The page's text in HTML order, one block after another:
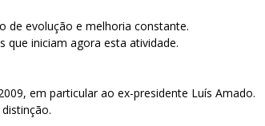
de evolução e melhoria constante.
iniciam agora esta atividade.
em particular ao ex-presidente Luís Amado.